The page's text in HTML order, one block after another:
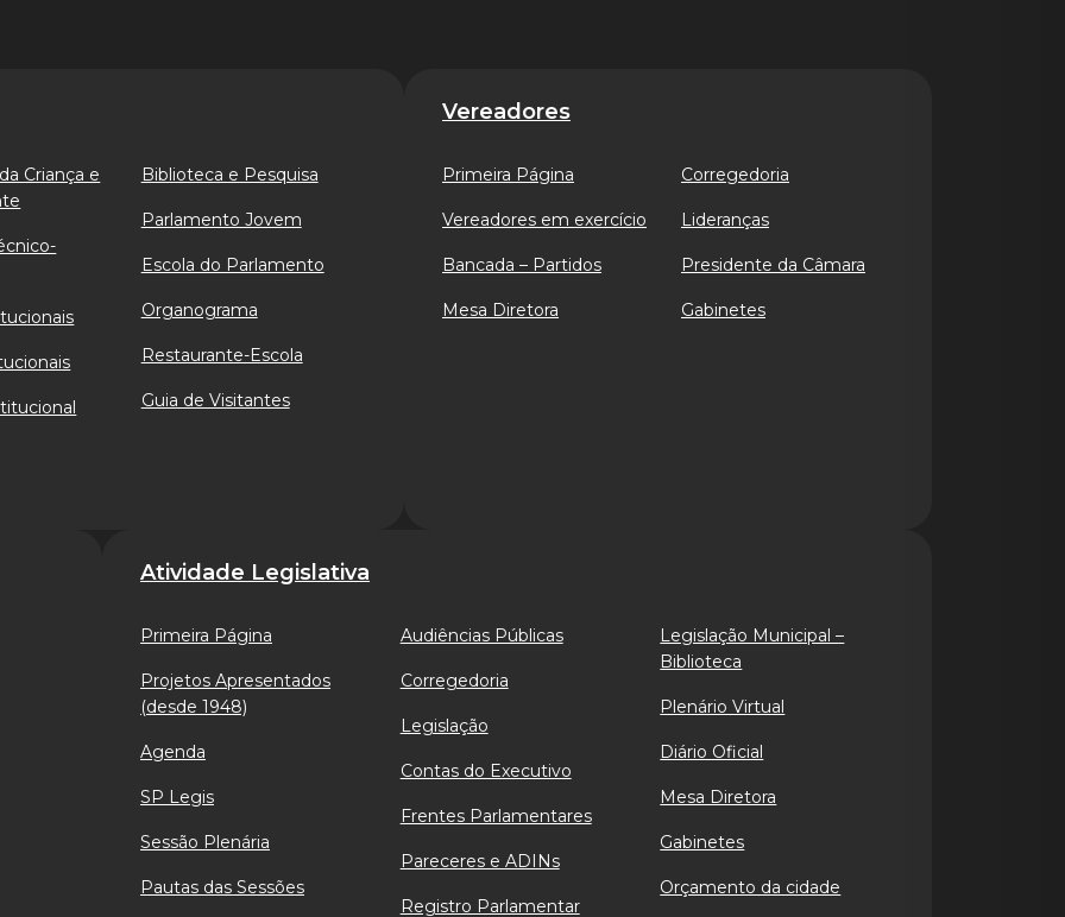
Criança e
Biblioteca e Pesquisa
Parlamento Jovem
Escola do Parlamento
Organograma
Restaurante-Escola
Guia de Visitantes
Vereadores
Primeira Página
Vereadores em exercício
Bancada – Partidos
Mesa Diretora
Corregedoria
Lideranças
Presidente da Câmara
Gabinetes
Atividade Legislativa
Primeira Página
Projetos Apresentados
(desde 1948)
Agenda
SP Legis
Sessão Plenária
Pautas das Sessões
Audiências Públicas
Corregedoria
Legislação
Contas do Executivo
Frentes Parlamentares
Pareceres e ADINs
Registro Parlamentar
Legislação Municipal –
Biblioteca
Plenário Virtual
Diário Oficial
Mesa Diretora
Gabinetes
Orçamento da cidade